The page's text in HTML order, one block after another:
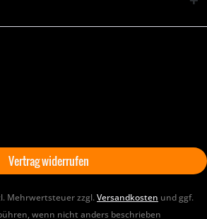
Vertrag widerrufen
Mehrwertsteuer zzgl.Versandkosten und ggf.
wenn nicht anders beschrieben